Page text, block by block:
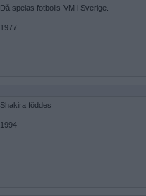
Då spelas fotbolls-VM i Sverige.
1977
Shakira föddes
1994